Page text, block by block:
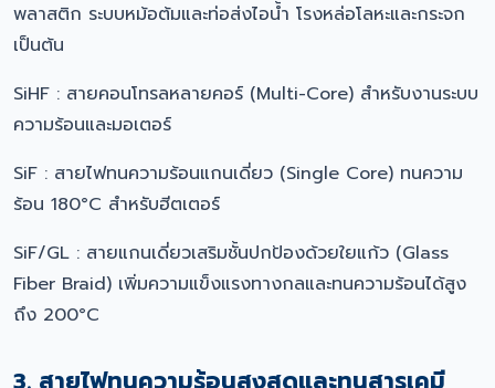
พลาสติก ระบบหม้อต้มและท่อส่งไอน้ำ โรงหล่อโลหะและกระจก
เป็นต้น
SiHF : สายคอนโทรลหลายคอร์ (Multi-Core) สำหรับงานระบบ
ความร้อนและมอเตอร์
SiF : สายไฟทนความร้อนแกนเดี่ยว (Single Core) ทนความ
ร้อน 180°C สำหรับฮีตเตอร์
SiF/GL : สายแกนเดี่ยวเสริมชั้นปกป้องด้วยใยแก้ว (Glass
Fiber Braid) เพิ่มความแข็งแรงทางกลและทนความร้อนได้สูง
ถึง 200°C